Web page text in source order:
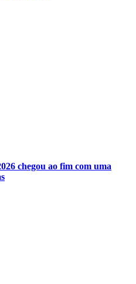
chegou ao fim com uma